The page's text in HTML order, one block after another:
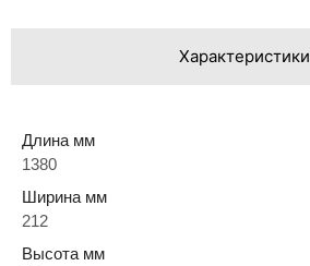
Характеристики
Длина мм
1380
Ширина мм
212
Высота мм